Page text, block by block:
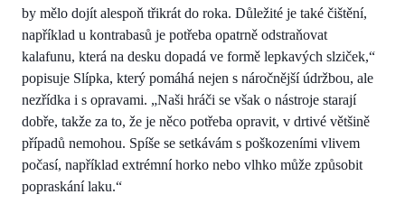
by mělo dojít alespoň třikrát do roka. Důležité je také čištění,
například u kontrabasů je potřeba opatrně odstraňovat
kalafunu, která na desku dopadá ve formě lepkavých slziček,“
popisuje Slípka, který pomáhá nejen s náročnější údržbou, ale
nezřídka i s opravami. „Naši hráči se však o nástroje starají
dobře, takže za to, že je něco potřeba opravit, v drtivé většině
případů nemohou. Spíše se setkávám s poškozeními vlivem
počasí, například extrémní horko nebo vlhko může způsobit
popraskání laku.“